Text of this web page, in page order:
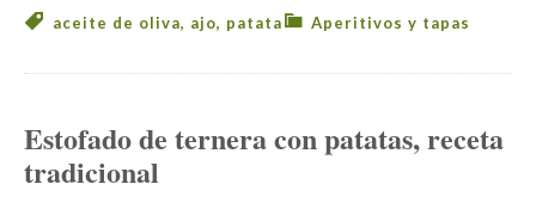
Aperitivos y tapas
aceite de oliva, ajo, patata
Estofado de ternera con patatas, receta
tradicional